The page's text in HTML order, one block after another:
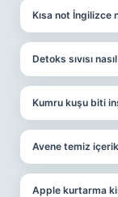
Kısa not İngilizce
Detoks sıvısı
Kumru kuşu biti
Avene temiz
Apple kurtarma